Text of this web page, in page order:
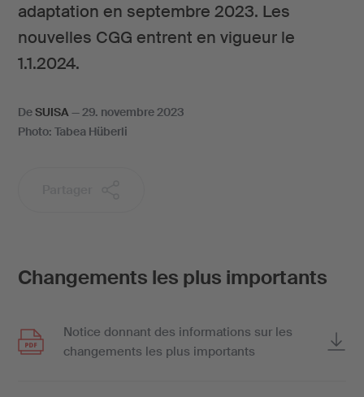
adaptation en septembre 2023. Les
nouvelles CGG entrent en vigueur le
1.1.2024.
DeSUISA—29. novembre 2023
Photo: Tabea Hüberli
Changements les plus importants
Notice donnant des informations sur les
changements les plus importants